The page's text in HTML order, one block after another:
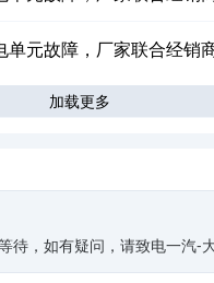
元故障，厂家联合经销
加载更多
，如有疑问，请致电一汽-